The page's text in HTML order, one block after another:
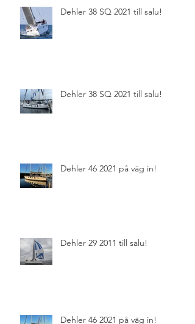
Dehler 38 SQ 2021 till salu!
Dehler 38 SQ 2021 till salu!
Dehler 46 2021 på väg in!
Dehler 29 2011 till salu!
Dehler 46 2021 på väg in!